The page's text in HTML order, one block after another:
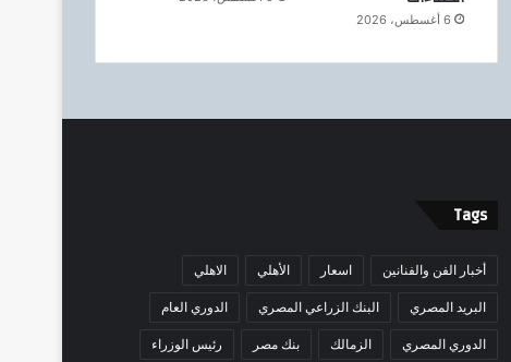
6 أغسطس، 2026
Tags
أخبار الفن والفنانين اسعار الأهلي الاهلي
البريد المصري البنك الزراعي المصري الدوري العام
الدوري المصري الزمالك بنك مصر رئيس الوزراء